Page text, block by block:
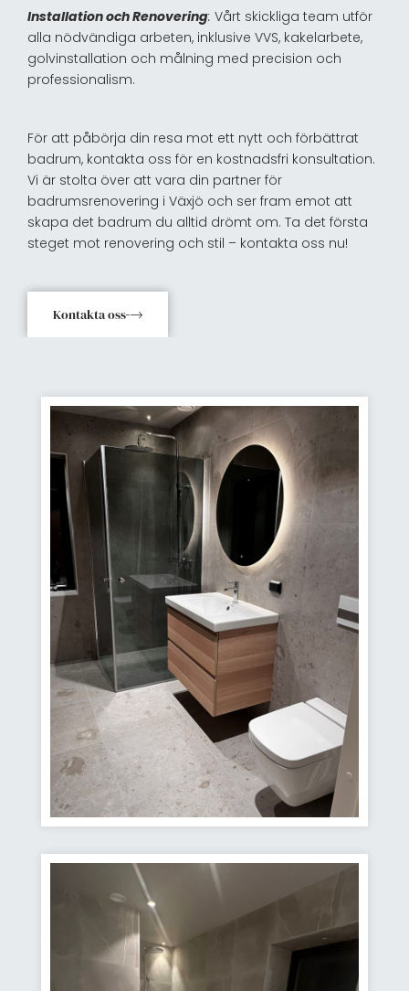
Installation och Renovering: Vårt skickliga team utför
alla nödvändiga arbeten, inklusive VVS, kakelarbete,
golvinstallation och målning med precision och
professionalism.
För att påbörja din resa mot ett nytt och förbättrat
badrum, kontakta oss för en kostnadsfri konsultation.
Vi är stolta över att vara din partner för
badrumsrenovering i Växjö och ser fram emot att
skapa det badrum du alltid drömt om. Ta det första
steget mot renovering och stil – kontakta oss nu!
Kontakta oss